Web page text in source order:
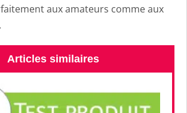
aux amateurs comme aux
Articles similaires